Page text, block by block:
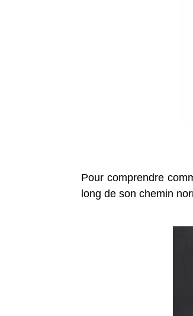
Pour comprendre
long de son chemin